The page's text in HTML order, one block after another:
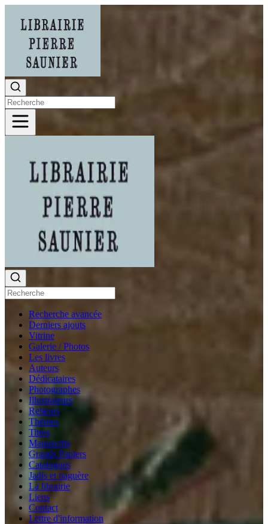
Recherche avancée
Derniers ajouts
Vitrine
Galerie / Photos
Les livres
Auteurs
Dédicataires
Photographes
Illustrateurs
Relieurs
Thèmes
Titres
Manuscrits
Grands Papiers
Catalogues
Jadis et naguère
La librairie
Liens
Contact
Lettre d'information